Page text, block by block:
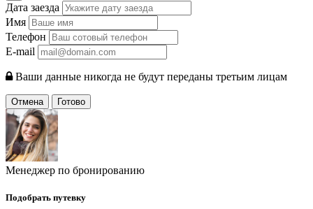
Дата заезда
Имя
Телефон
E-mail
Ваши данные никогда не будут переданы третьим лицам
Отмена Готово
Менеджер по бронированию
Подобрать путевку